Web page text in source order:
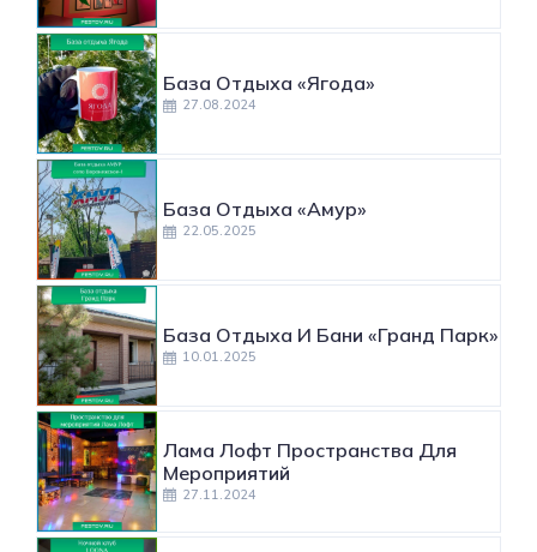
База Отдыха «Ягода»
27.08.2024
База Отдыха «Амур»
22.05.2025
База Отдыха И Бани «Гранд Парк»
10.01.2025
Лама Лофт Пространства Для
Мероприятий
27.11.2024